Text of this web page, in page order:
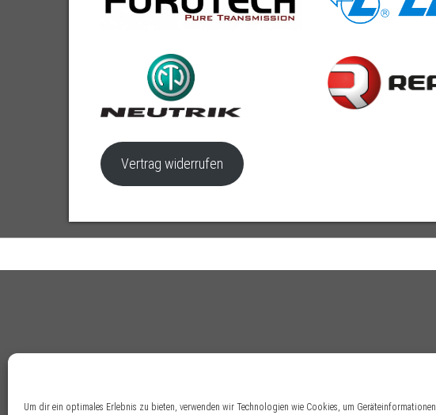
Um dir ein optimales Erlebnis zu bieten, verwenden wir Technologien wie Cookies, um Geräteinformationen
Vertrag widerrufen